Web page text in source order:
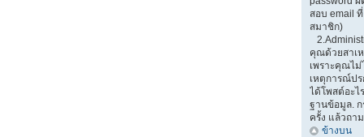
สอบ email
สมาชิก)
คุณด้วยสาเ
เพราะคุณไม่
เหตุการณ์ป
ได้โพสต์อะไ
ฐานข้อมูล.
ครั้ง แล้วถา
ข้างบน